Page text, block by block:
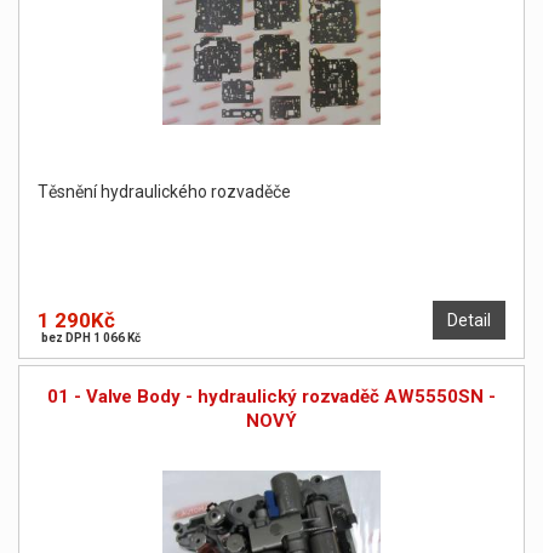
Těsnění hydraulického rozvaděče
Detail
1 290Kč
bez DPH 1 066 Kč
01 - Valve Body - hydraulický rozvaděč AW5550SN -
NOVÝ